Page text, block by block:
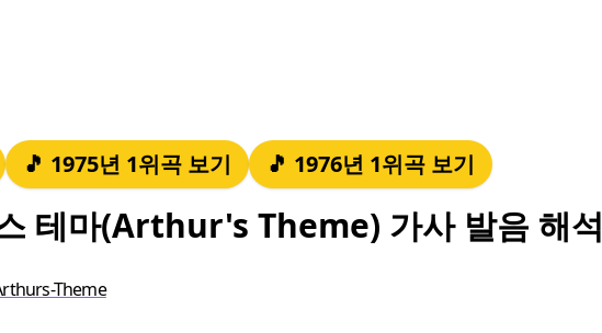
🎵 1975년 1위곡 보기 🎵 1976년 1위곡 보기
테마(Arthur's Theme) 가사 발음 해석
Theme